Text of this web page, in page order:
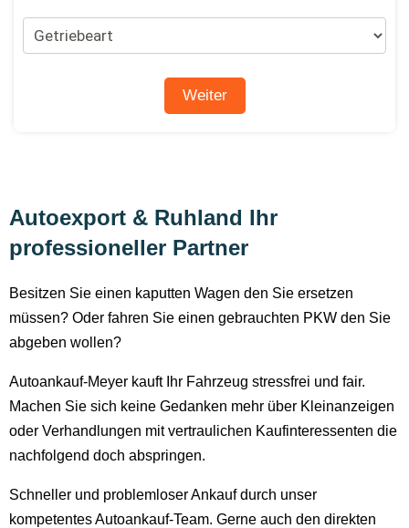
Autoexport & Ruhland Ihr
professioneller Partner
Besitzen Sie einen kaputten Wagen den Sie ersetzen
müssen? Oder fahren Sie einen gebrauchten PKW den Sie
abgeben wollen?
Autoankauf-Meyer kauft Ihr Fahrzeug stressfrei und fair.
Machen Sie sich keine Gedanken mehr über Kleinanzeigen
oder Verhandlungen mit vertraulichen Kaufinteressenten die
nachfolgend doch abspringen.
Schneller und problemloser Ankauf durch unser
kompetentes Autoankauf-Team. Gerne auch den direkten